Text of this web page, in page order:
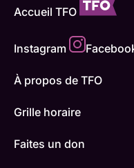
Accueil TFO
Instagram
À propos de TFO
Grille horaire
Faites un don